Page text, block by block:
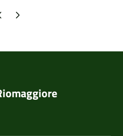
successiva